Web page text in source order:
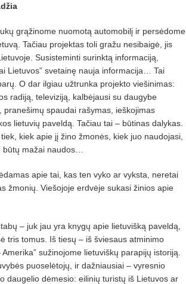
grąžinome nuomotą automobilį ir persėdome
Tačiau projektas toli gražu nesibaigė, jis
Susisteminti surinktą informaciją,
Lietuvos” svetainę nauja informacija… Tai
O dar ilgiau užtrunka projekto viešinimas:
radiją, televiziją, kalbėjausi su daugybe
spaudai rašymas, ieškojimas
lietuvių paveldą. Tačiau tai – būtinas dalykas.
kiek apie jį žino žmonės, kiek juo naudojasi,
mažai naudos…
apie tai, kas ten vyko ar vyksta, neretai
žmonių. Viešojoje erdvėje sukasi žinios apie
– juk jau yra knygų apie lietuvišką paveldą,
tris tomus. Iš tiesų – iš šviesaus atminimo
sužinojome lietuviškų parapijų istoriją.
puoselėtojų, ir dažniausiai – vyresnio
daugelio dėmesio: eilinių turistų iš Lietuvos ar